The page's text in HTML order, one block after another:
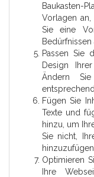
Vorlagen
Sie eine
Passen Sie
Design
Ändern
Fügen Sie
Texte und
hinzu, um
Sie nicht,
hinzuzufügen.
Optimieren
Ihre